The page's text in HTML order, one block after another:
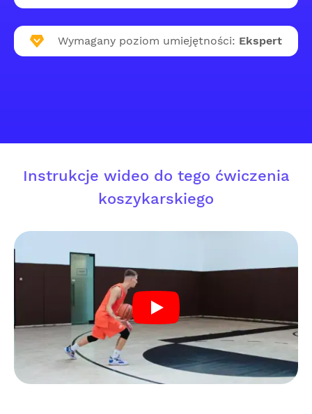
Wymagany poziom umiejętności: Ekspert
Instrukcje wideo do tego ćwiczenia
koszykarskiego